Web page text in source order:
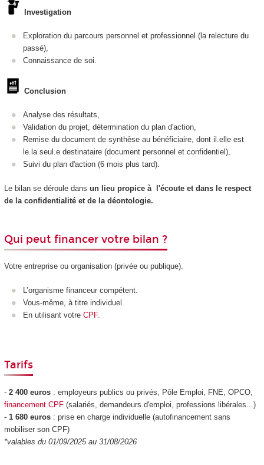
Investigation
Exploration du parcours personnel et professionnel (la relecture du
passé),
Connaissance de soi.
Conclusion
Analyse des résultats,
Validation du projet, détermination du plan d'action,
Remise du document de synthèse au bénéficiaire, dont il.elle est
le.la seul.e destinataire (document personnel et confidentiel),
Suivi du plan d'action (6 mois plus tard).
Le bilan se déroule dans un lieu propice à l'écoute et dans le respect
de la confidentialité et de la déontologie.
Qui peut financer votre bilan ?
Votre entreprise ou organisation (privée ou publique).
L’organisme financeur compétent.
Vous-même, à titre individuel.
En utilisant votre CPF.
Tarifs
- 2 400 euros : employeurs publics ou privés, Pôle Emploi, FNE, OPCO,
financement CPF(salariés, demandeurs d'emploi, professions libérales...)
- 1 680 euros : prise en charge individuelle (autofinancement sans
mobiliser son CPF)
*valables du 01/09/2025 au 31/08/2026